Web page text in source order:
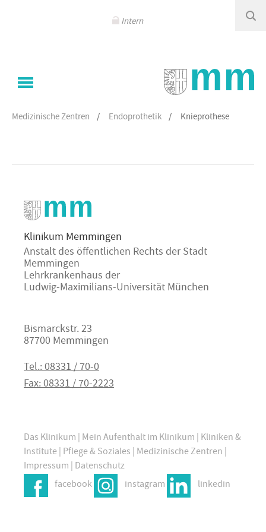
Intern
Medizinische Zentren / Endoprothetik / Knieprothese
Klinikum Memmingen
Anstalt des öffentlichen Rechts der Stadt
Memmingen
Lehrkrankenhaus der
Ludwig-Maximilians-Universität München
Bismarckstr. 23
87700 Memmingen
Tel.: 08331 / 70-0
Fax: 08331 / 70-2223
Das Klinikum Mein Aufenthalt im Klinikum Kliniken &
Institute Pflege & Soziales Medizinische Zentren
Impressum Datenschutz
facebook
instagram linkedin